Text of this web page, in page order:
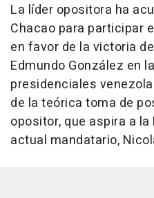
La líder opositora ha
Chacao para participar
en favor de la victoria
Edmundo González en
presidenciales
de la teórica toma de
opositor, que aspira a
actual mandatario,